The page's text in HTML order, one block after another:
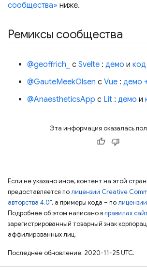
сообщества» ниже.
Ремиксы сообщества
@geoffrich_ с Svelte : демо и код
@GauteMeekOlsen с Vue : демо
@AnaestheticsApp с Lit : демо и
Эта информация оказалась
Если не указано иное, контент на этой
предоставляется полицензии Creative
авторства 4.0", а примеры кода – по
Подробнее об этом написано вправилах
зарегистрированный товарный знак
аффилированных лиц.
Последнее обновление: 2020-11-25 UTC.